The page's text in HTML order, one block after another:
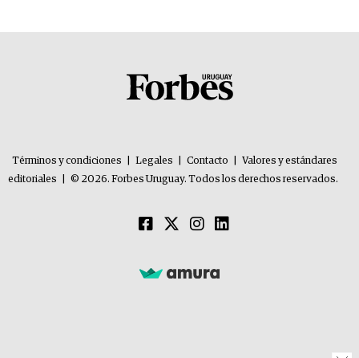
Términos y condiciones Legales Contacto
Valores y estándares
editoriales
© 2026. Forbes Uruguay. Todos los derechos reservados.